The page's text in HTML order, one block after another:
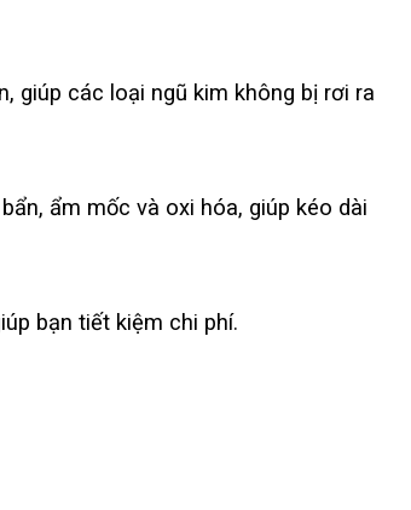
giúp các loại ngũ kim không bị rơi ra
ẩm mốc và oxi hóa, giúp kéo dài
bạn tiết kiệm chi phí.